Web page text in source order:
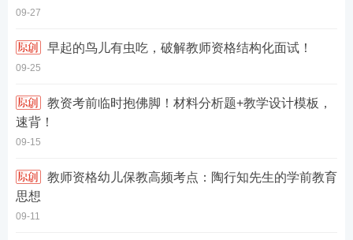
09-27
早起的鸟儿有虫吃，破解教师资格结构化面试！
09-25
速背！
09-15
思想
09-11